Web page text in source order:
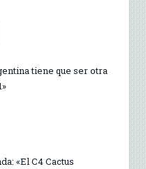
tiene que ser otra
«El C4 Cactus